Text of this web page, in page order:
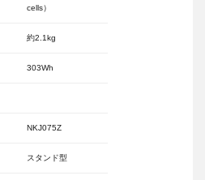
cells）
約2.1kg
303Wh
NKJ075Z
スタンド型